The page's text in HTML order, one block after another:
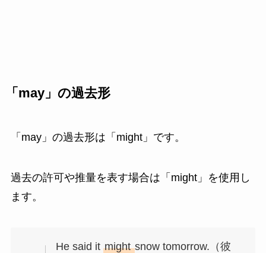
「may」の過去形
「may」の過去形は「might」です。
過去の許可や推量を表す場合は「might」を使用し
ます。
He said itmightsnow tomorrow.（彼